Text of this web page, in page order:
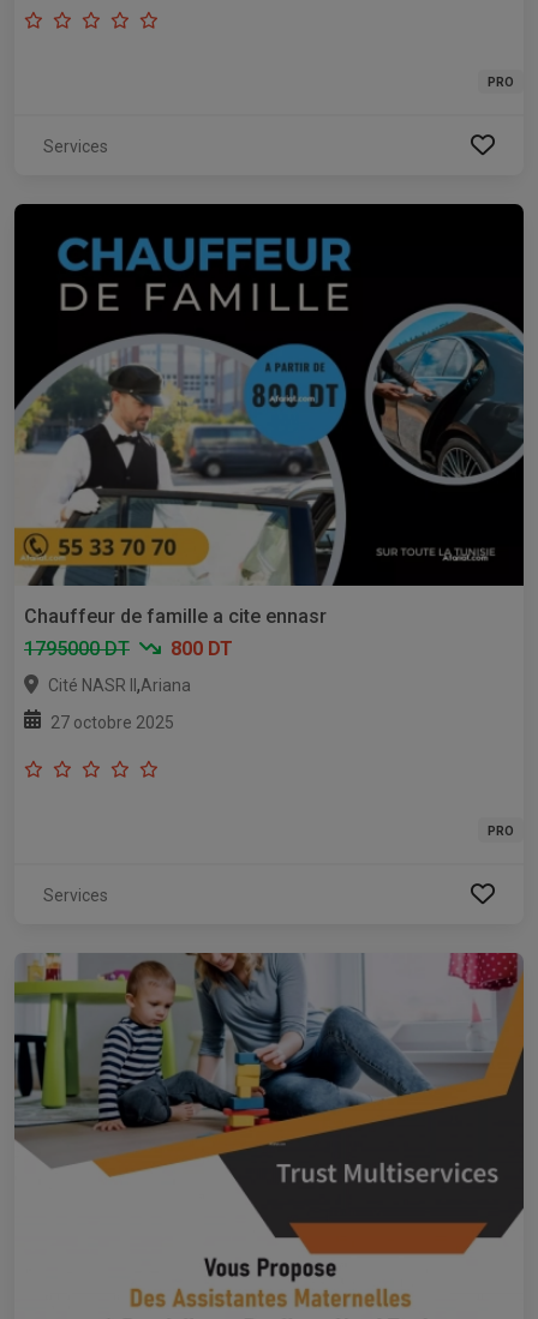
PRO
Services
Chauffeur de famille a cite ennasr
1795000 DT
800 DT
Cité NASR II ,Ariana
27 octobre 2025
PRO
Services